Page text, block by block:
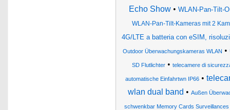
Echo Show• WLAN-Pan-Tilt-
WLAN-Pan-Tilt-Kameras mit 2
4G/LTE a batteria con eSIM,
Outdoor Überwachungskameras WLAN •
SD Flutlichter• telecamere di
automatische Einfahrtwn IP66 •
wlan dual band • Außen
schwenkbar Memory Cards